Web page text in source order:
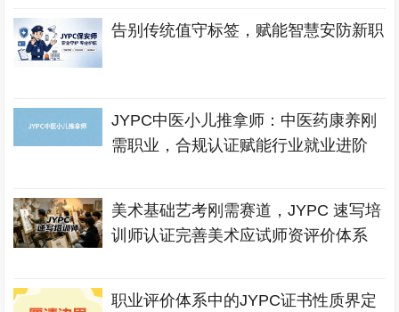
告别传统值守标签，赋能智慧安防新职
JYPC中医小儿推拿师：中医药康养刚
需职业，合规认证赋能行业就业进阶
美术基础艺考刚需赛道，JYPC 速写培
训师认证完善美术应试师资评价体系
职业评价体系中的JYPC证书性质界定